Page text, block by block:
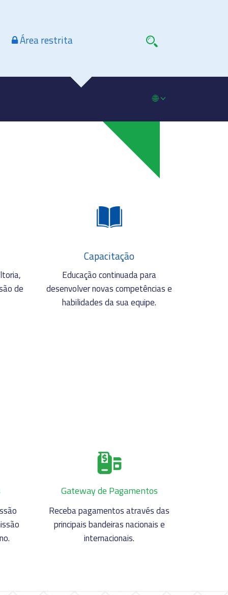
Área restrita
🌐
de
Capacitação
Educação continuada para
desenvolver novas competências e
habilidades da sua equipe.
Gateway de Pagamentos
Receba pagamentos através das
principais bandeiras nacionais e
internacionais.